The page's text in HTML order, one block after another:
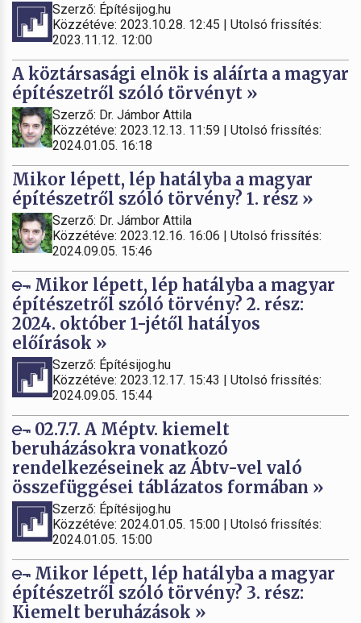
Szerző: Építésijog.hu
Közzétéve: 2023.10.28. 12:45 | Utolsó frissítés:
2023.11.12. 12:00
A köztársasági elnök is aláírta a magyar
építészetről szóló törvényt »
Szerző: Dr. Jámbor Attila
Közzétéve: 2023.12.13. 11:59 | Utolsó frissítés:
2024.01.05. 16:18
Mikor lépett, lép hatályba a magyar
építészetről szóló törvény? 1. rész »
Szerző: Dr. Jámbor Attila
Közzétéve: 2023.12.16. 16:06 | Utolsó frissítés:
2024.09.05. 15:46
Mikor lépett, lép hatályba a magyar
építészetről szóló törvény? 2. rész:
2024. október 1-jétől hatályos
előírások »
Szerző: Építésijog.hu
Közzétéve: 2023.12.17. 15:43 | Utolsó frissítés:
2024.09.05. 15:44
02.7.7. A Méptv. kiemelt
beruházásokra vonatkozó
rendelkezéseinek az Ábtv-vel való
összefüggései táblázatos formában »
Szerző: Építésijog.hu
Közzétéve: 2024.01.05. 15:00 | Utolsó frissítés:
2024.01.05. 15:00
Mikor lépett, lép hatályba a magyar
építészetről szóló törvény? 3. rész:
Kiemelt beruházások »